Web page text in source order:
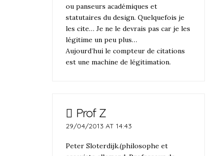
ou panseurs académiques et
statutaires du design. Quelquefois je
les cite… Je ne le devrais pas car je les
légitime un peu plus…
Aujourd’hui le compteur de citations
est une machine de légitimation.
Prof Z
29/04/2013 AT 14:43
Peter Sloterdijk.(philosophe et